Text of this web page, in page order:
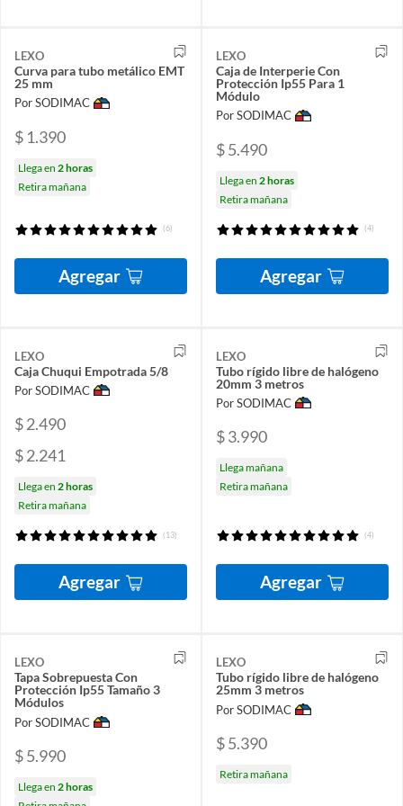
LEXO
Curva para tubo metálico EMT
25 mm
Por SODIMAC
$ 1.390
Llega en 2 horas
Retira mañana
(6)
Agregar
LEXO
Caja de Interperie Con
Protección Ip55 Para 1
Módulo
Por SODIMAC
$ 5.490
Llega en 2 horas
Retira mañana
(4)
Agregar
LEXO
Caja Chuqui Empotrada 5/8
Por SODIMAC
$ 2.490
$ 2.241
Llega en 2 horas
Retira mañana
(13)
Agregar
LEXO
Tubo rígido libre de halógeno
20mm 3 metros
Por SODIMAC
$ 3.990
Llega mañana
Retira mañana
(4)
Agregar
LEXO
Tapa Sobrepuesta Con
Protección Ip55 Tamaño 3
Módulos
Por SODIMAC
$ 5.990
Llega en 2 horas
LEXO
Tubo rígido libre de halógeno
25mm 3 metros
Por SODIMAC
$ 5.390
Retira mañana